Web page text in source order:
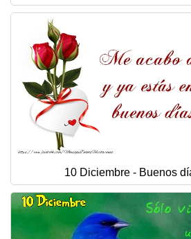
10 Diciembre - Buenos